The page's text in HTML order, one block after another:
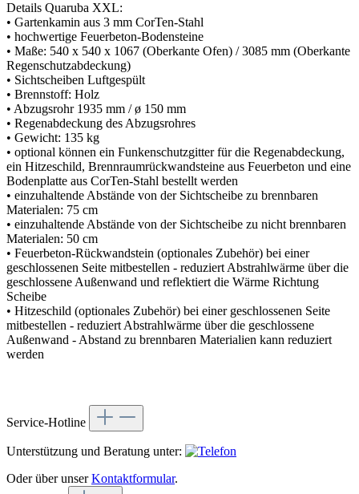
Details Quaruba XXL:
• Gartenkamin aus 3 mm CorTen-Stahl
• hochwertige Feuerbeton-Bodensteine
• Maße: 540 x 540 x 1067 (Oberkante Ofen) / 3085 mm (Oberkante
Regenschutzabdeckung)
• Sichtscheiben Luftgespült
• Brennstoff: Holz
• Abzugsrohr 1935 mm / ø 150 mm
• Regenabdeckung des Abzugsrohres
• Gewicht: 135 kg
• optional können ein Funkenschutzgitter für die Regenabdeckung,
ein Hitzeschild, Brennraumrückwandsteine aus Feuerbeton und eine
Bodenplatte aus CorTen-Stahl bestellt werden
• einzuhaltende Abstände von der Sichtscheibe zu brennbaren
Materialen: 75 cm
• einzuhaltende Abstände von der Sichtscheibe zu nicht brennbaren
Materialen: 50 cm
• Feuerbeton-Rückwandstein (optionales Zubehör) bei einer
geschlossenen Seite mitbestellen - reduziert Abstrahlwärme über die
geschlossene Außenwand und reflektiert die Wärme Richtung
Scheibe
• Hitzeschild (optionales Zubehör) bei einer geschlossenen Seite
mitbestellen - reduziert Abstrahlwärme über die geschlossene
Außenwand - Abstand zu brennbaren Materialien kann reduziert
werden
Service-Hotline
Unterstützung und Beratung unter:
Oder über unserKontaktformular.